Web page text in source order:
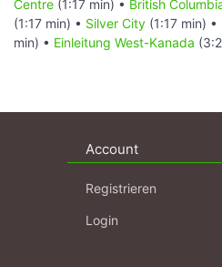
Centre (1:17 min) • British
(1:17 min) • Silver City (1:17 min) •
min) • Einleitung West-Kanada
Account
Registrieren
Login